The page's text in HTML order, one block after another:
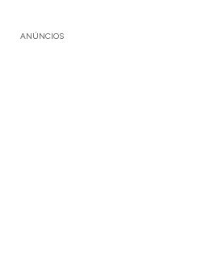
ANÚNCIOS